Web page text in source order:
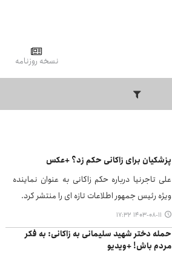
نسخه روزنامه
پزشکیان برای زاکانی حکم زد؟ +عکس
علی تاجرنیا درباره حکم زاکانی به عنوان نماینده
ویژه رئیس جمهور اطلاعات تازه ای را منتشر کرد.
۱۴۰۳-۰۸-۱۱ ۱۷:۳۲
حمله دختر شهید سلیمانی به زاکانی: به فکر
مردم باش! +ویدیو